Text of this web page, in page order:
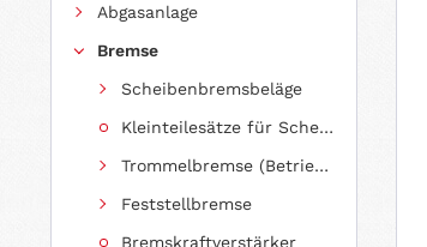
Abgasanlage
Bremse
Scheibenbremsbeläge
Kleinteilesätze für Scheibenbremsbeläge
Trommelbremse (Betriebsbremse)
Feststellbremse
Bremskraftverstärker